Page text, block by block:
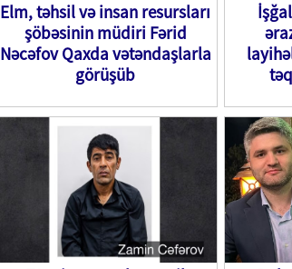
Elm, təhsil və insan resursları
şöbəsinin müdiri Fərid
Nəcəfov Qaxda vətəndaşlarla
görüşüb